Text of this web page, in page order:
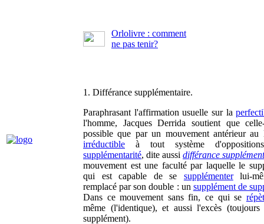
Orlolivre : comment
ne pas tenir?
1. Différance supplémentaire.
Paraphrasant l'affirmation usuelle sur la
l'homme, Jacques Derrida soutient que
possible que par un mouvement antérieur au
irréductible à tout système
supplémentarité, dite aussi différance
mouvement est une faculté par laquelle le
qui est capable de se supplémenterlui-
remplacé par son double : un supplément de
Dans ce mouvement sans fin, ce qui se
même (l'identique), et aussi l'excès
supplément).